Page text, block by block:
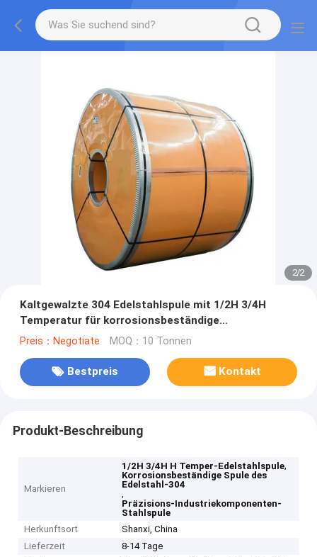
2/2
Kaltgewalzte 304 Edelstahlspule mit 1/2H 3/4H
Temperatur für korrosionsbeständige
Präzisionsindustrielle Komponenten
Preis：Negotiate MOQ：10 Tonnen
Bestpreis Kontakt
Produkt-Beschreibung
Markieren
1/2H 3/4H H Temper-Edelstahlspule,
Korrosionsbeständige Spule des
Edelstahl-304
,
Präzisions-Industriekomponenten-
Stahlspule
Herkunftsort
Shanxi, China
Lieferzeit
8-14 Tage